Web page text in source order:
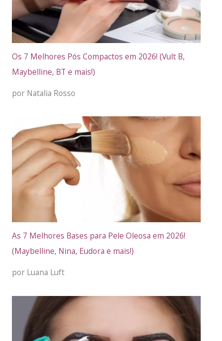
Os 7 Melhores Pós Compactos em 2026! (Vult B,
Maybelline, BT e mais!)
por Natalia Rosso
As 7 Melhores Bases para Pele Oleosa em 2026!
(Maybelline, Nina, Eudora e mais!)
por Luana Luft